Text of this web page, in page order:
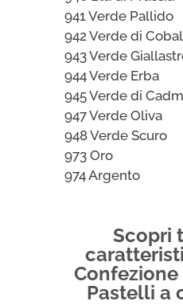
941 Verde Pallido
942 Verde di
943 Verde
944 Verde Erba
945 Verde di
947 Verde Oliva
948 Verde Scuro
973 Oro
974 Argento
Scopri
Pastelli a